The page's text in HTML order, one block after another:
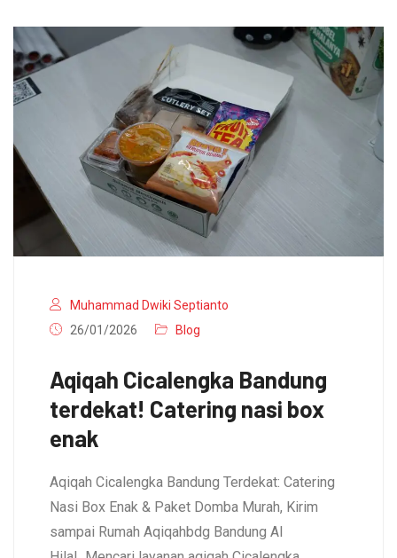
Muhammad Dwiki Septianto
26/01/2026
Blog
Aqiqah Cicalengka Bandung
terdekat! Catering nasi box
enak
Aqiqah Cicalengka Bandung Terdekat: Catering
Nasi Box Enak & Paket Domba Murah, Kirim
sampai Rumah Aqiqahbdg Bandung Al